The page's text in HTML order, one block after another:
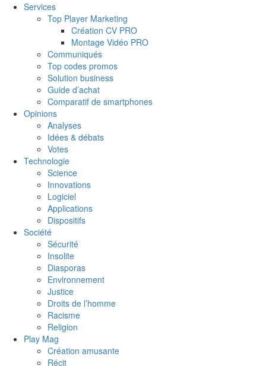
Services
Top Player Marketing
Création CV PRO
Montage Vidéo PRO
Communiqués
Top codes promos
Solution business
Guide d’achat
Comparatif de smartphones
Opinions
Analyses
Idées & débats
Votes
Technologie
Science
Innovations
Logiciel
Applications
Dispositifs
Société
Sécurité
Insolite
Diasporas
Environnement
Justice
Droits de l’homme
Racisme
Religion
Play Mag
Création amusante
Récit